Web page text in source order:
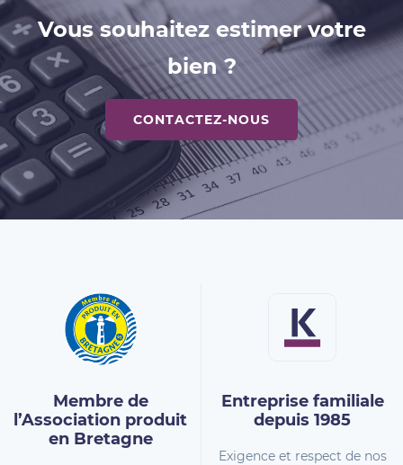
Vous souhaitez estimer votre
bien ?
CONTACTEZ-NOUS
Membre de
l’Association produit
en Bretagne
Entreprise familiale
depuis 1985
Exigence et respect de nos